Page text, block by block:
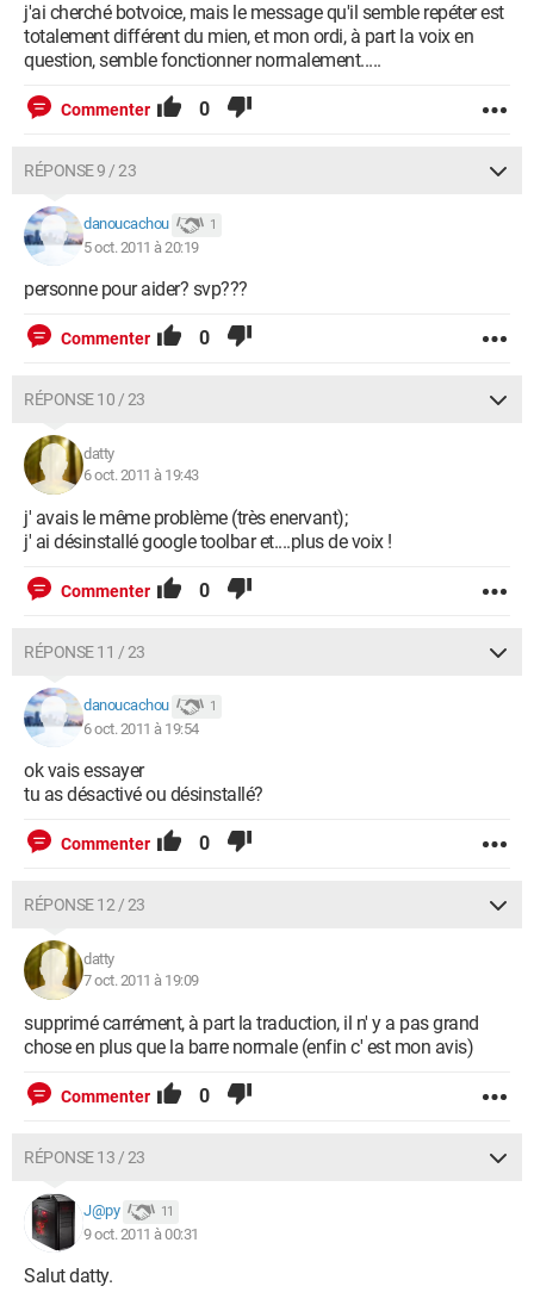
j'ai cherché botvoice, mais le message qu'il semble repéter est
totalement différent du mien, et mon ordi, à part la voix en
question, semble fonctionner normalement.....
Commenter 0
RÉPONSE 9 / 23
danoucachou 1
5 oct. 2011 à 20:19
personne pour aider? svp???
Commenter 0
RÉPONSE 10 / 23
datty
6 oct. 2011 à 19:43
j' avais le même problème (très enervant);
j' ai désinstallé google toolbar et....plus de voix !
Commenter 0
RÉPONSE 11 / 23
danoucachou 1
6 oct. 2011 à 19:54
ok vais essayer
tu as désactivé ou désinstallé?
Commenter 0
RÉPONSE 12 / 23
datty
7 oct. 2011 à 19:09
supprimé carrément, à part la traduction, il n' y a pas grand
chose en plus que la barre normale (enfin c' est mon avis)
Commenter 0
RÉPONSE 13 / 23
J@py 11
9 oct. 2011 à 00:31
Salut datty.